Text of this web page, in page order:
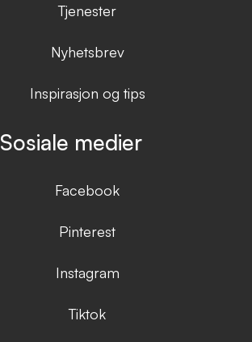
Tjenester
Nyhetsbrev
Inspirasjon og tips
Sosiale medier
Facebook
Pinterest
Instagram
Tiktok